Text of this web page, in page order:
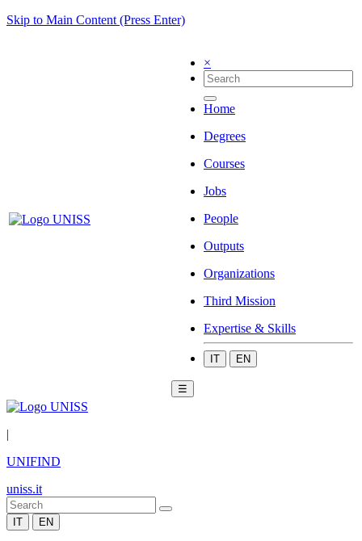
Skip to Main Content (Press Enter)
×
Home
Degrees
Courses
Jobs
People
Outputs
Organizations
Third Mission
Expertise & Skills
IT EN
☰
|
UNIFIND
uniss.it
IT EN